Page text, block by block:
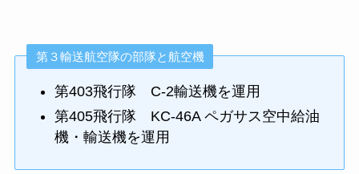
第３輸送航空隊の部隊と航空機
第403飛行隊 C-2輸送機を運用
第405飛行隊 KC-46A ペガサス空中給油
機・輸送機を運用